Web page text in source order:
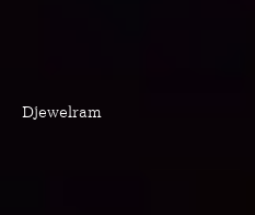
Djewelram